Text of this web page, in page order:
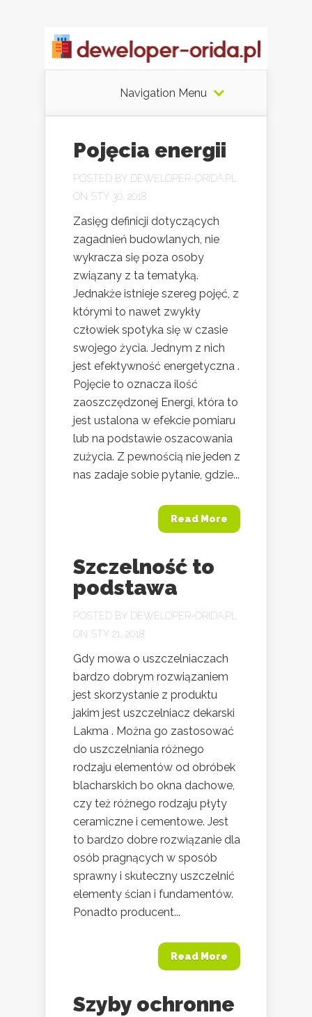
Navigation Menu
Pojęcia energii
POSTED BY DEWELOPER-ORIDA.PL
ON STY 30, 2018
Zasięg definicji dotyczących
zagadnień budowlanych, nie
wykracza się poza osoby
związany z ta tematyką.
Jednakże istnieje szereg pojęć, z
którymi to nawet zwykły
człowiek spotyka się w czasie
swojego życia. Jednym z nich
jest efektywność energetyczna .
Pojęcie to oznacza ilość
zaoszczędzonej Energi, która to
jest ustalona w efekcie pomiaru
lub na podstawie oszacowania
zużycia. Z pewnością nie jeden z
nas zadaje sobie pytanie, gdzie...
Read More
Szczelność to
podstawa
POSTED BY DEWELOPER-ORIDA.PL
ON STY 21, 2018
Gdy mowa o uszczelniaczach
bardzo dobrym rozwiązaniem
jest skorzystanie z produktu
jakim jest uszczelniacz dekarski
Lakma . Można go zastosować
do uszczelniania różnego
rodzaju elementów od obróbek
blacharskich bo okna dachowe,
czy też różnego rodzaju płyty
ceramiczne i cementowe. Jest
to bardzo dobre rozwiązanie dla
osób pragnących w sposób
sprawny i skuteczny uszczelnić
elementy ścian i fundamentów.
Ponadto producent...
Read More
Szyby ochronne